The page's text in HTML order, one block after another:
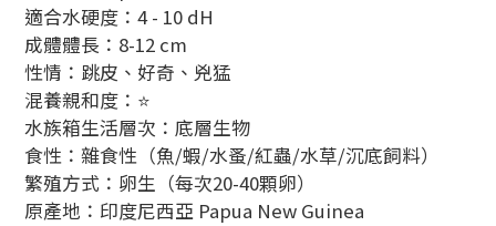
適合水硬度：4 - 10 dH
成體體長：8-12 cm
性情：跳皮、好奇、兇猛
混養親和度：⭐
水族箱生活層次：底層生物
食性：雜食性（魚/蝦/水蚤/紅蟲/水草/沉底飼料）
繁殖方式：卵生（每次20-40顆卵）
原產地：印度尼西亞 Papua New Guinea